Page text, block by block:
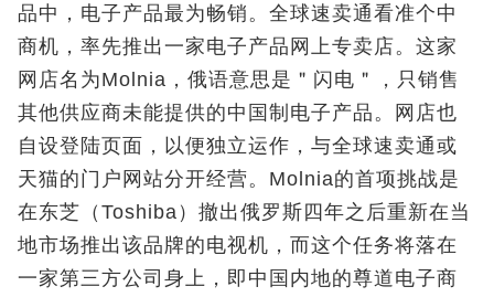
品中，电子产品最为畅销。全球速卖通看准个中
商机，率先推出一家电子产品网上专卖店。这家
网店名为Molnia，俄语意思是＂闪电＂，只销售
其他供应商未能提供的中国制电子产品。网店也
自设登陆页面，以便独立运作，与全球速卖通或
天猫的门户网站分开经营。Molnia的首项挑战是
在东芝（Toshiba）撤出俄罗斯四年之后重新在当
地市场推出该品牌的电视机，而这个任务将落在
一家第三方公司身上，即中国内地的尊道电子商